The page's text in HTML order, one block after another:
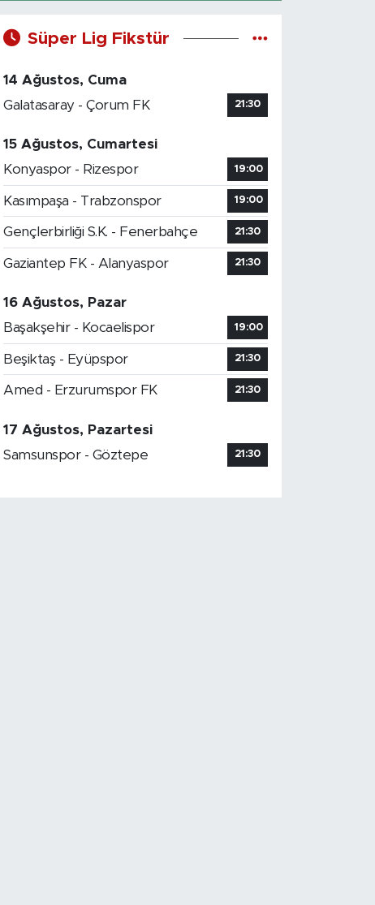
Süper Lig Fikstür
14 Ağustos, Cuma
Galatasaray - Çorum FK
21:30
15 Ağustos, Cumartesi
Konyaspor - Rizespor
19:00
Kasımpaşa - Trabzonspor 19:00
Gençlerbirliği S.K. - Fenerbahçe 21:30
Gaziantep FK - Alanyaspor 21:30
16 Ağustos, Pazar
Başakşehir - Kocaelispor
19:00
Beşiktaş - Eyüpspor 21:30
Amed - Erzurumspor FK 21:30
17 Ağustos, Pazartesi
Samsunspor - Göztepe
21:30